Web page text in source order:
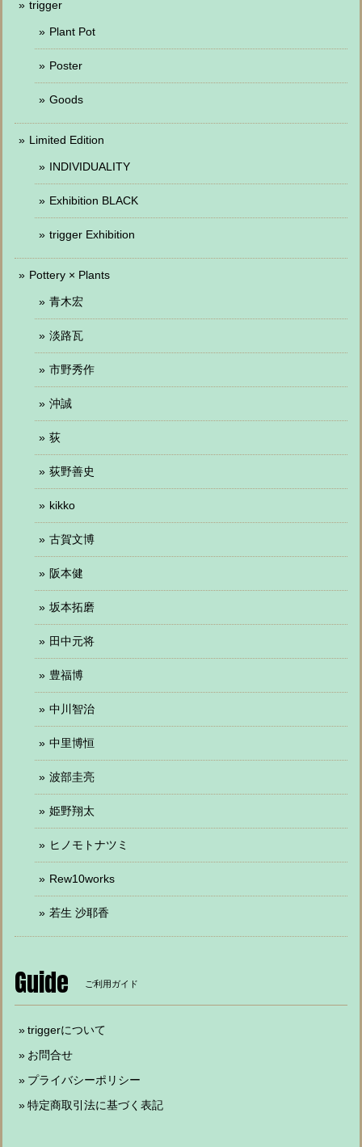
trigger
Plant Pot
Poster
Goods
Limited Edition
INDIVIDUALITY
Exhibition BLACK
trigger Exhibition
Pottery × Plants
青木宏
淡路瓦
市野秀作
沖誠
荻
荻野善史
kikko
古賀文博
阪本健
坂本拓磨
田中元将
豊福博
中川智治
中里博恒
波部圭亮
姫野翔太
ヒノモトナツミ
Rew10works
若生 沙耶香
Guide ご利用ガイド
triggerについて
お問合せ
プライバシーポリシー
特定商取引法に基づく表記